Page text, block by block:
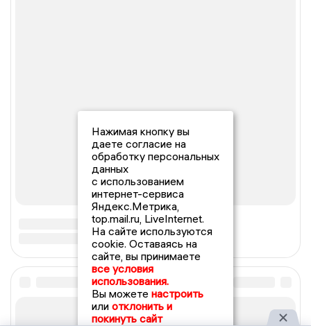
Нажимая кнопку вы
даете согласие на
обработку персональных
данных
с использованием
интернет-сервиса
Яндекс.Метрика,
top.mail.ru, LiveInternet.
На сайте используются
cookie. Оставаясь на
сайте, вы принимаете
все условия
использования.
Вы можете настроить
или отклонить и
покинуть сайт